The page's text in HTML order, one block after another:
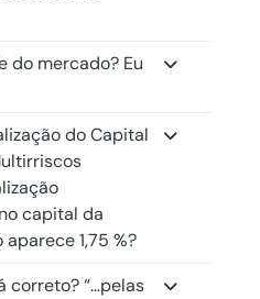
do mercado? Eu
do Capital
capital da
1,75 %?
correto? “…pelas